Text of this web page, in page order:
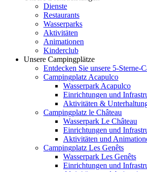
Dienste
Restaurants
Wasserparks
Aktivitäten
Animationen
Kinderclub
Unsere Campingplätze
Entdecken Sie unsere 5-Sterne-
Campingplatz Acapulco
Wasserpark Acapulco
Einrichtungen und
Aktivitäten &
Campingplatz le Château
Wasserpark Le Château
Einrichtungen und
Aktivitäten und
Campingplatz Les Genêts
Wasserpark Les Genêts
Einrichtungen und